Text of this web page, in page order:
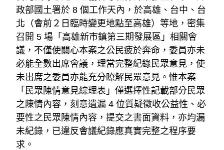
政部國土署於 8 個工作天內，於高雄、台中、台
北（會前２日臨時變更地點至高雄）等地，密集
召開 5 場「高雄新市鎮第三期發展區」相關會
議，不僅使關心本案之公民疲於奔命，委員亦未
必能全數出席會議，理當完整紀錄民眾意見，使
未出席之委員亦能充分瞭解民眾意見。惟本案
「民眾陳情意見綜理表」僅選擇性記載部分民眾
之陳情內容，刻意遺漏 4 位質疑徵收公益性、必
要性之民眾陳情內容，提交之書面資料，亦均漏
未紀錄，已違反會議紀錄應真實完整之程序要
求。